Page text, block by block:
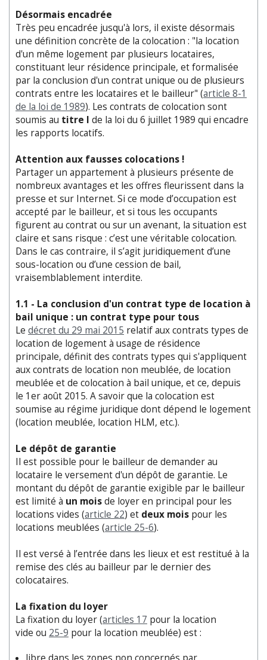
Désormais encadrée
Très peu encadrée jusqu'à lors, il existe désormais
une définition concrète de la colocation : "la location
d'un même logement par plusieurs locataires,
constituant leur résidence principale, et formalisée
par la conclusion d'un contrat unique ou de plusieurs
contrats entre les locataires et le bailleur" (article 8-1
de la loi de 1989). Les contrats de colocation sont
soumis au titre I de la loi du 6 juillet 1989 qui encadre
les rapports locatifs.
Attention aux fausses colocations !
Partager un appartement à plusieurs présente de
nombreux avantages et les offres fleurissent dans la
presse et sur Internet. Si ce mode d’occupation est
accepté par le bailleur, et si tous les occupants
figurent au contrat ou sur un avenant, la situation est
claire et sans risque : c’est une véritable colocation.
Dans le cas contraire, il s’agit juridiquement d’une
sous-location ou d’une cession de bail,
vraisemblablement interdite.
1.1 - La conclusion d'un contrat type de location à
bail unique : un contrat type pour tous
Le décret du 29 mai 2015 relatif aux contrats types de
location de logement à usage de résidence
principale, définit des contrats types qui s'appliquent
aux contrats de location non meublée, de location
meublée et de colocation à bail unique, et ce, depuis
le 1er août 2015. A savoir que la colocation est
soumise au régime juridique dont dépend le logement
(location meublée, location HLM, etc.).
Le dépôt de garantie
Il est possible pour le bailleur de demander au
locataire le versement d'un dépôt de garantie. Le
montant du dépôt de garantie exigible par le bailleur
est limité à un moisde loyer en principal pour les
locations vides (article 22) et deux mois pour les
locations meublées (article 25-6).
Il est versé à l’entrée dans les lieux et est restitué à la
remise des clés au bailleur par le dernier des
colocataires.
La fixation du loyer
La fixation du loyer (articles 17 pour la location
vide ou 25-9 pour la location meublée) est :